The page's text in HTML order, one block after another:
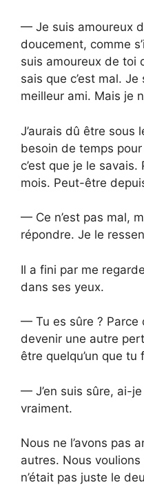
— Je suis amoureux
doucement, comme
suis amoureux de toi
sais que c’est mal.
meilleur ami. Mais je
J’aurais dû être sous
besoin de temps
c’est que je le
mois. Peut-être
— Ce n’est pas mal,
répondre. Je le
Il a fini par me
dans ses yeux.
— Tu es sûre ? Parce
devenir une autre
être quelqu’un que
— J’en suis sûre, ai-
vraiment.
Nous ne l’avons pas
autres. Nous
n’était pas juste le